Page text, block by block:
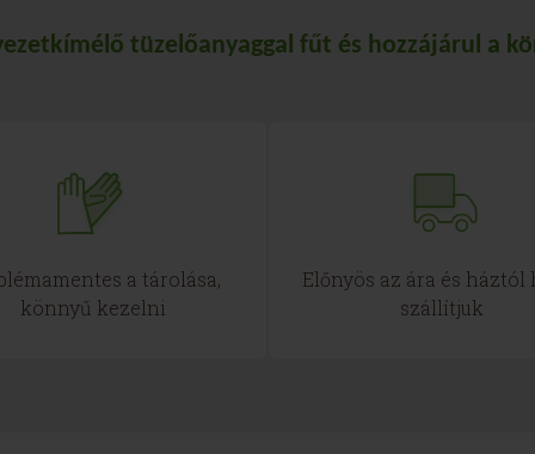
tüzelőanyaggal fűt és hozzájárul a
a tárolása,
könnyű kezelni
Előnyös az ára és háztól
szállítjuk